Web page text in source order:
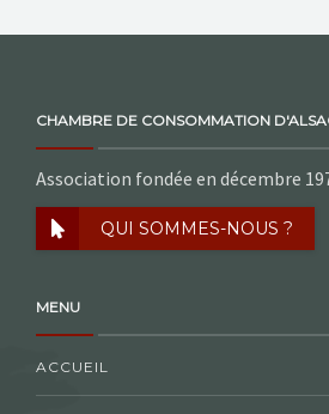
CHAMBRE DE CONSOMMATION
Association fondée en décembre
QUI SOMMES-NOUS ?
MENU
ACCUEIL